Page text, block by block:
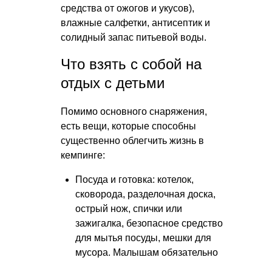
средства от ожогов и укусов),
влажные салфетки, антисептик и
солидный запас питьевой воды.
Что взять с собой на
отдых с детьми
Помимо основного снаряжения,
есть вещи, которые способны
существенно облегчить жизнь в
кемпинге:
Посуда и готовка: котелок,
сковорода, разделочная доска,
острый нож, спички или
зажигалка, безопасное средство
для мытья посуды, мешки для
мусора. Малышам обязательно